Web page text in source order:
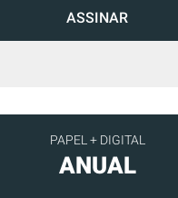
PAPEL + DIGITAL
ANUAL
ASSINAR